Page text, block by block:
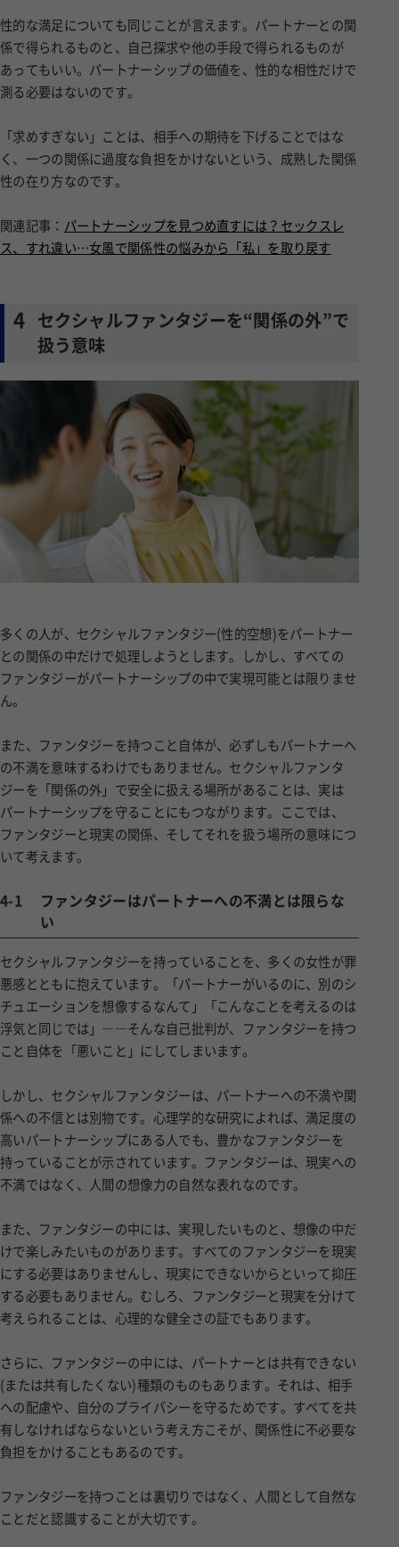
性的な満足についても同じことが言えます。パートナーとの関
係で得られるものと、自己探求や他の手段で得られるものが
あってもいい。パートナーシップの価値を、性的な相性だけで
測る必要はないのです。
「求めすぎない」ことは、相手への期待を下げることではな
く、一つの関係に過度な負担をかけないという、成熟した関係
性の在り方なのです。
関連記事： パートナーシップを見つめ直すには？セックスレ
ス、すれ違い…女風で関係性の悩みから「私」を取り戻す
4
セクシャルファンタジーを“関係の外”で
扱う意味
多くの人が、セクシャルファンタジー(性的空想)をパートナー
との関係の中だけで処理しようとします。しかし、すべての
ファンタジーがパートナーシップの中で実現可能とは限りませ
ん。
また、ファンタジーを持つこと自体が、必ずしもパートナーへ
の不満を意味するわけでもありません。セクシャルファンタ
ジーを「関係の外」で安全に扱える場所があることは、実は
パートナーシップを守ることにもつながります。ここでは、
ファンタジーと現実の関係、そしてそれを扱う場所の意味につ
いて考えます。
4-1
ファンタジーはパートナーへの不満とは限らな
い
セクシャルファンタジーを持っていることを、多くの女性が罪
悪感とともに抱えています。「パートナーがいるのに、別のシ
チュエーションを想像するなんて」「こんなことを考えるのは
浮気と同じでは」――そんな自己批判が、ファンタジーを持つ
こと自体を「悪いこと」にしてしまいます。
しかし、セクシャルファンタジーは、パートナーへの不満や関
係への不信とは別物です。心理学的な研究によれば、満足度の
高いパートナーシップにある人でも、豊かなファンタジーを
持っていることが示されています。ファンタジーは、現実への
不満ではなく、人間の想像力の自然な表れなのです。
また、ファンタジーの中には、実現したいものと、想像の中だ
けで楽しみたいものがあります。すべてのファンタジーを現実
にする必要はありませんし、現実にできないからといって抑圧
する必要もありません。むしろ、ファンタジーと現実を分けて
考えられることは、心理的な健全さの証でもあります。
さらに、ファンタジーの中には、パートナーとは共有できない
(または共有したくない)種類のものもあります。それは、相手
への配慮や、自分のプライバシーを守るためです。すべてを共
有しなければならないという考え方こそが、関係性に不必要な
負担をかけることもあるのです。
ファンタジーを持つことは裏切りではなく、人間として自然な
ことだと認識することが大切です。